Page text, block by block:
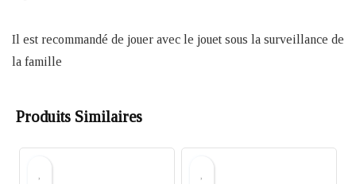
Il est recommandé de jouer avec le jouet sous la surveillance de
la famille
Produits Similaires